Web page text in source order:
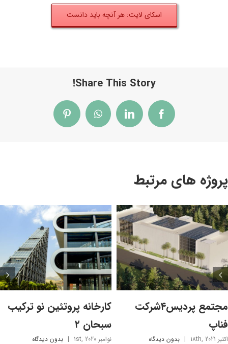
اسکای لایت: هر آنچه باید دانست
Share This Story!
Facebook
LinkedIn
WhatsApp
Pinterest
پروژه های مرتبط
مجتمع پردیس۴شرکت
فناپ
اکتبر 18th, 2021 | بدون ديدگاه
کارخانه پروتئین نو ترکیب
سبحان ۲
نوامبر 1st, 2020 | بدون ديدگاه